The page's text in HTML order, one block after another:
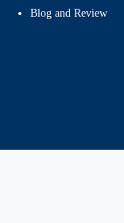
Blog and Review